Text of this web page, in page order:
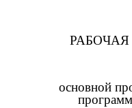
основной